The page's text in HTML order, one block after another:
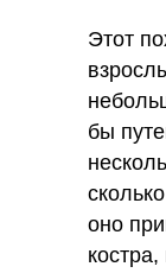
Этот
бы
оно